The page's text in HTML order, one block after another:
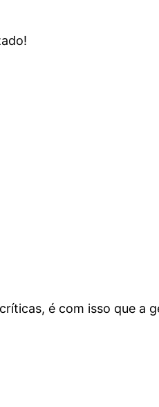
é com isso que a